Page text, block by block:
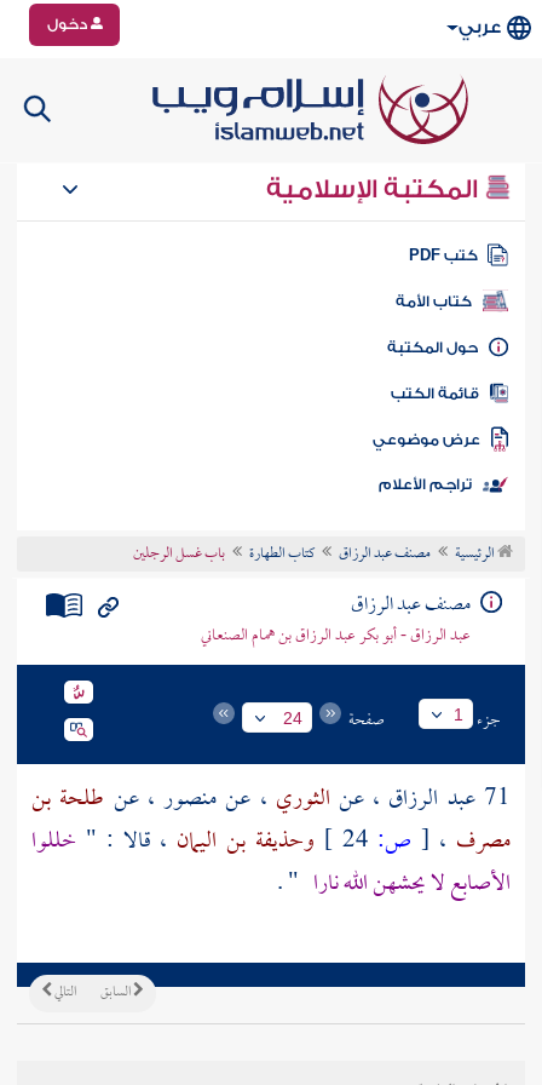
عربي دخول
المكتبة الإسلامية
كتب PDF
كتاب الأمة
المكتبة
الكتب
موضوعي
تراجم الأعلام
الرئيسية مصنف عبد الرزاق كتاب الطهارة باب غسل الرجلين
مصنف عبد الرزاق
عبد الرزاق - أبو بكر عبد الرزاق بن همام الصنعاني
جزء 1 صفحة 24
71 عبد الرزاق ، عن الثوري ، عنمنصور ، عن طلحة بن
مصرف ، [ ص: وحذيفة بن اليمان ، قالا : " خللوا
الأصابع لا يحشهن الله نارا " .
التالي السابق